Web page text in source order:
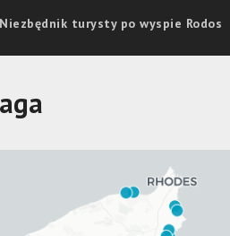
Niezbędnik turysty po wyspie Rodos